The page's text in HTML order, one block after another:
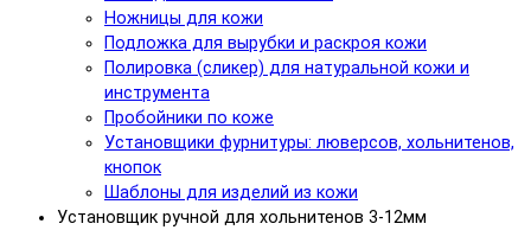
Ножницы для кожи
Подложка для вырубки и раскроя кожи
Полировка (сликер) для натуральной кожи и
инструмента
Пробойники по коже
Установщики фурнитуры: люверсов, хольнитенов,
кнопок
Шаблоны для изделий из кожи
Установщик ручной для хольнитенов 3-12мм